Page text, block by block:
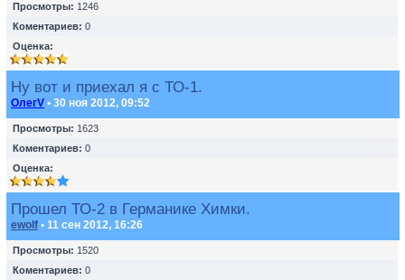
Просмотры: 1246
Коментариев: 0
Оценка:
Ну вот и приехал я с ТО-1.
ОлегV • 30 ноя 2012, 09:52
Просмотры: 1623
Коментариев: 0
Оценка:
Прошел ТО-2 в Германике Химки.
ewolf • 11 сен 2012, 16:26
Просмотры: 1520
Коментариев: 0